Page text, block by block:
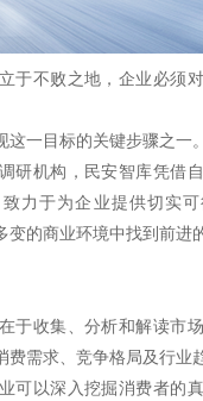
于不败之地，企业必须
一目标的关键步骤之一。
研机构，民安智库凭借
力于为企业提供切实
的商业环境中找到前进
于收集、分析和解读市
需求、竞争格局及行业
可以深入挖掘消费者的